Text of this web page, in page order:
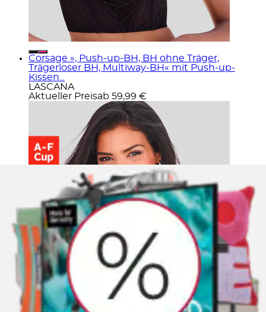
Corsage », Push-up-BH, BH ohne Träger,
Trägerloser BH, Multiway-BH« mit Push-up-
Kissen...
LASCANA
Aktueller Preisab 59,99 €